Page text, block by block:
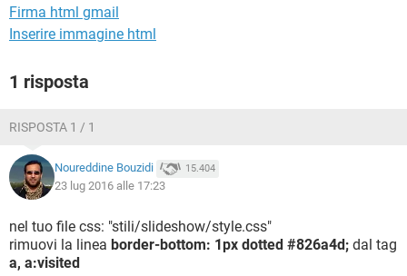
Firma html gmail
Inserire immagine html
1 risposta
RISPOSTA 1 / 1
Noureddine Bouzidi 15.404
23 lug 2016 alle 17:23
nel tuo file css: "stili/slideshow/style.css"
rimuovi la linea border-bottom: 1px dotted #826a4d; dal tag
a, a:visited